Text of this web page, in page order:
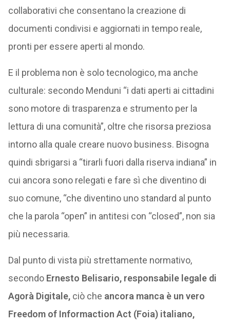
collaborativi che consentano la creazione di
documenti condivisi e aggiornati in tempo reale,
pronti per essere aperti al mondo.
E il problema non è solo tecnologico, ma anche
culturale: secondo Menduni “i dati aperti ai cittadini
sono motore di trasparenza e strumento per la
lettura di una comunità”, oltre che risorsa preziosa
intorno alla quale creare nuovo business. Bisogna
quindi sbrigarsi a “tirarli fuori dalla riserva indiana” in
cui ancora sono relegati e fare sì che diventino di
suo comune, “che diventino uno standard al punto
che la parola “open” in antitesi con “closed”, non sia
più necessaria.
Dal punto di vista più strettamente normativo,
secondo Ernesto Belisario, responsabile legale di
Agorà Digitale,ciò che ancora manca è un vero
Freedom of Informaction Act (Foia) italiano,